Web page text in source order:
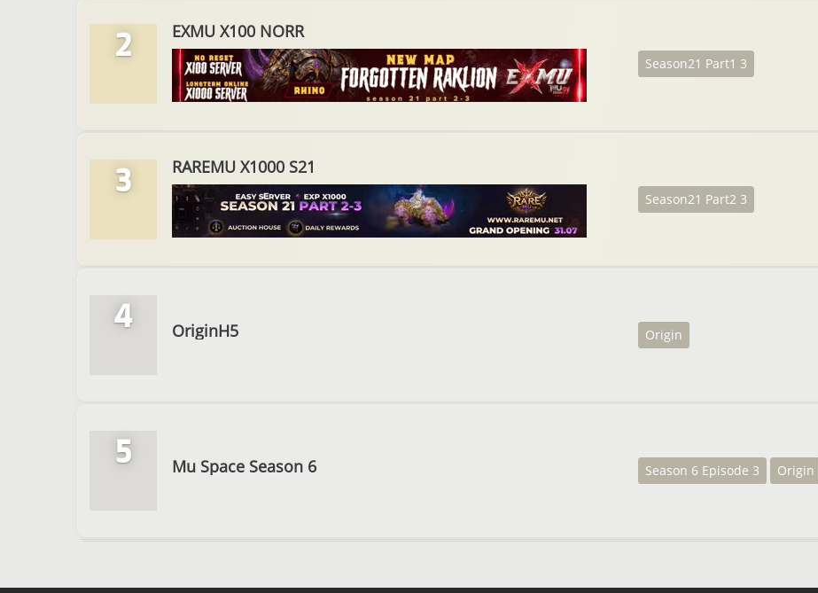
2 EXMU X100 NORR
Season21 Part1 3
3 RAREMU X1000 S21
Season21 Part2 3
4 OriginH5 Origin
5 Mu Space Season 6 Season 6 Episode 3 Origin